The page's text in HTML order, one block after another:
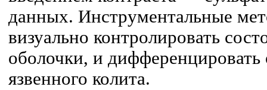
данных. Инструментальные
визуально контролировать
оболочки, и
язвенного колита.